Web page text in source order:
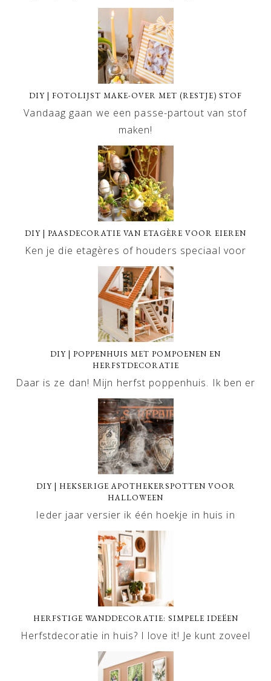
DIY | FOTOLIJST MAKE-OVER MET (RESTJE) STOF
Vandaag gaan we een passe-partout van stof
maken!
DIY | PAASDECORATIE VAN ETAGÈRE VOOR EIEREN
Ken je die etagères of houders speciaal voor
DIY | POPPENHUIS MET POMPOENEN EN
HERFSTDECORATIE
Daar is ze dan! Mijn herfst poppenhuis. Ik ben er
DIY | HEKSERIGE APOTHEKERSPOTTEN VOOR
HALLOWEEN
Ieder jaar versier ik één hoekje in huis in
HERFSTIGE WANDDECORATIE: SIMPELE IDEËEN
Herfstdecoratie in huis? I love it! Je kunt zoveel